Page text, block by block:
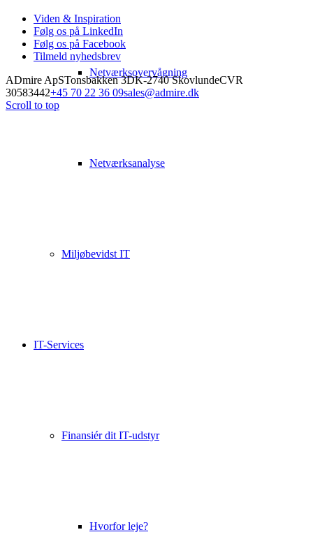
Netværksovervågning
Netværksanalyse
Miljøbevidst IT
IT-Services
Finansiér dit IT-udstyr
Hvorfor leje?
Viden & Inspiration
Følg os på LinkedIn
Følg os på Facebook
Tilmeld nyhedsbrev
ADmire ApSTonsbakken 3DK-2740 SkovlundeCVR
30583442+45 70 22 36 09sales@admire.dk
Scroll to top